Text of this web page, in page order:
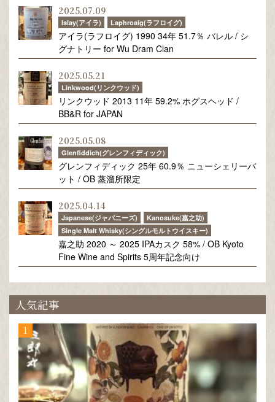
2025.07.09
Islay(アイラ) Laphroaig(ラフロイグ)
アイラ(ラフロイグ) 1990 34年 51.7％ バレル / シ
グナトリー for Wu Dram Clan
2025.05.21
Linkwood(リンクウッド)
リンクウッド 2013 11年 59.2% ホグスヘッド /
BB&R for JAPAN
2025.05.08
Glenfiddich(グレンフィディック)
グレンフィディック 25年 60.9％ ニューシェリーバ
ット / OB 蒸溜所限定
2025.04.14
Japanese(ジャパニーズ)
Kanosuke(嘉之助)
Single Malt Whisky(シングルモルトウイスキー)
嘉之助 2020 ～ 2025 IPAカスク 58% / OB Kyoto
Fine Wine and Spirits 5周年記念向け
人気記事